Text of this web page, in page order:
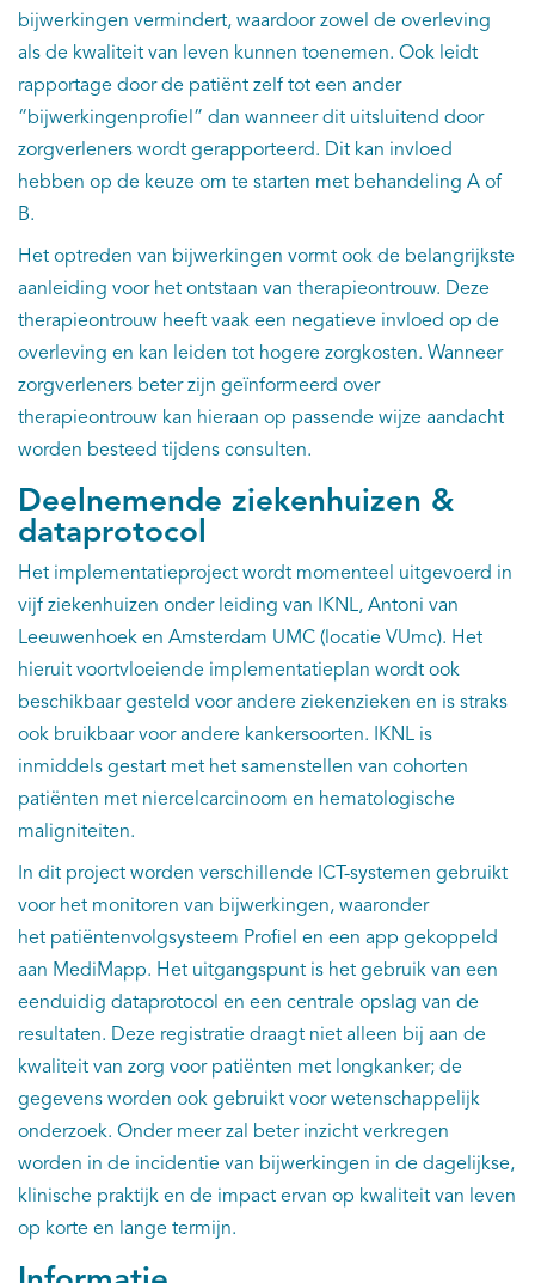
bijwerkingen vermindert, waardoor zowel de overleving
als de kwaliteit van leven kunnen toenemen. Ook leidt
rapportage door de patiënt zelf tot een ander
“bijwerkingenprofiel” dan wanneer dit uitsluitend door
zorgverleners wordt gerapporteerd. Dit kan invloed
hebben op de keuze om te starten met behandeling A of
B.
Het optreden van bijwerkingen vormt ook de belangrijkste
aanleiding voor het ontstaan van therapieontrouw. Deze
therapieontrouw heeft vaak een negatieve invloed op de
overleving en kan leiden tot hogere zorgkosten. Wanneer
zorgverleners beter zijn geïnformeerd over
therapieontrouw kan hieraan op passende wijze aandacht
worden besteed tijdens consulten.
Deelnemende ziekenhuizen &
dataprotocol
Het implementatieproject wordt momenteel uitgevoerd in
vijf ziekenhuizen onder leiding van IKNL, Antoni van
Leeuwenhoek en Amsterdam UMC (locatie VUmc). Het
hieruit voortvloeiende implementatieplan wordt ook
beschikbaar gesteld voor andere ziekenzieken en is straks
ook bruikbaar voor andere kankersoorten. IKNL is
inmiddels gestart met het samenstellen van cohorten
patiënten met niercelcarcinoom en hematologische
maligniteiten.
In dit project worden verschillende ICT-systemen gebruikt
voor het monitoren van bijwerkingen, waaronder
het patiëntenvolgsysteem Profiel en een app gekoppeld
aan MediMapp. Het uitgangspunt is het gebruik van een
eenduidig dataprotocol en een centrale opslag van de
resultaten. Deze registratie draagt niet alleen bij aan de
kwaliteit van zorg voor patiënten met longkanker; de
gegevens worden ook gebruikt voor wetenschappelijk
onderzoek. Onder meer zal beter inzicht verkregen
worden in de incidentie van bijwerkingen in de dagelijkse,
klinische praktijk en de impact ervan op kwaliteit van leven
op korte en lange termijn.